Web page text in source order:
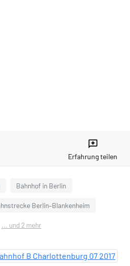
reviews
Erfahrung teilen
Bahnhof in Berlin
Berlin–Blankenheim
... und 2 mehr